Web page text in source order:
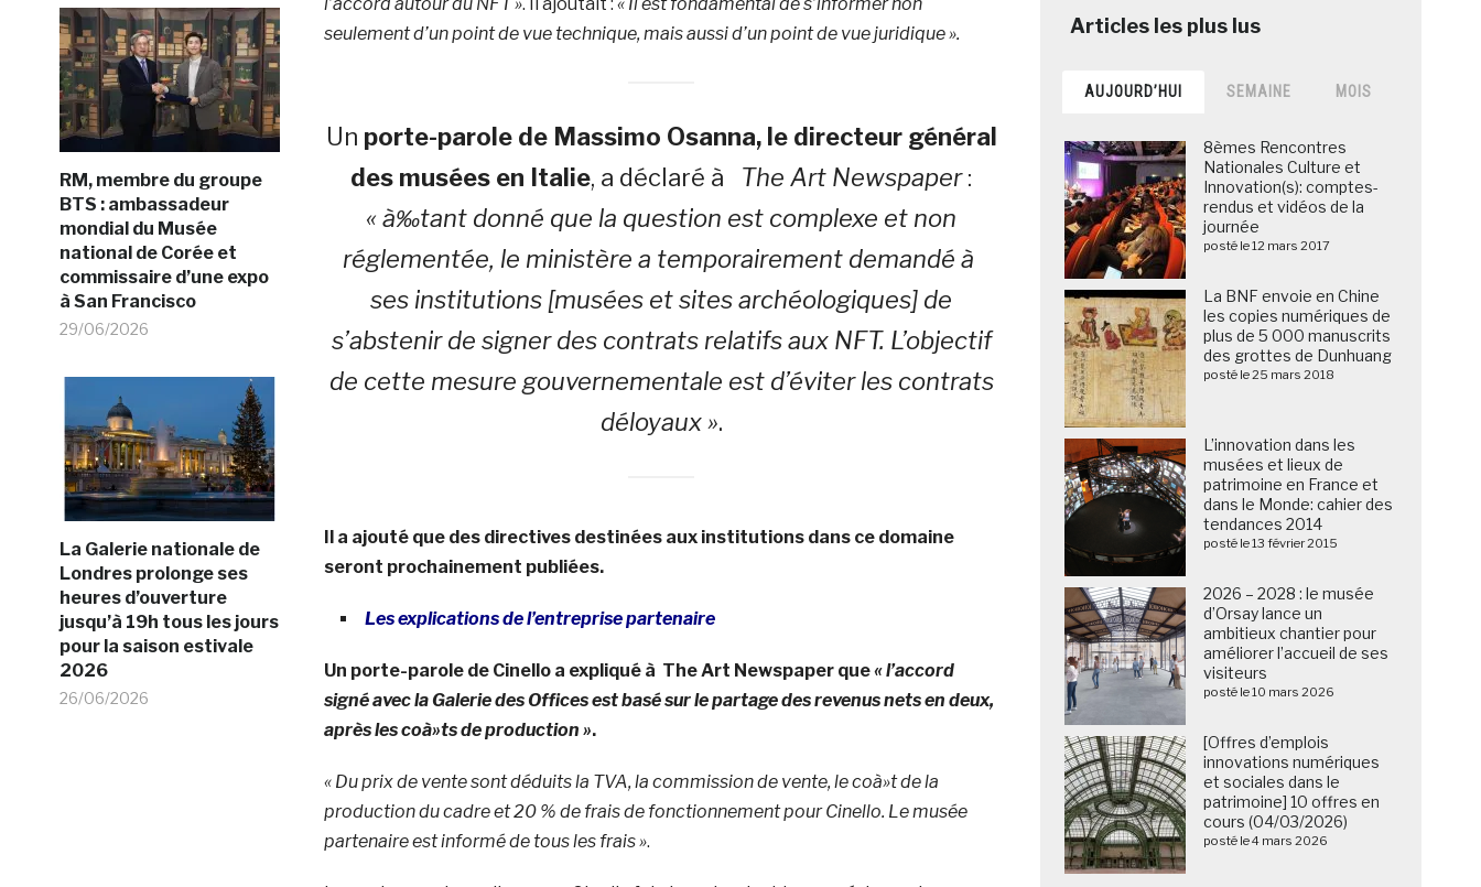
RM, membre du groupe
BTS : ambassadeur
mondial du Musée
national de Corée et
commissaire d’une expo
à San Francisco
29/06/2026
La Galerie nationale de
Londres prolonge ses
heures d’ouverture
jusqu’à 19h tous les jours
pour la saison estivale
2026
26/06/2026
seulement d’un point de vue technique, mais aussi d’un point de vue juridique ».
Un porte-parole de Massimo Osanna, le directeur général
des musées en Italie, a déclaré à The Art Newspaper:
« à‰tant donné que la question est complexe et non
réglementée, le ministère a temporairement demandé à
ses institutions [musées et sites archéologiques] de
s’abstenir de signer des contrats relatifs aux NFT. L’objectif
de cette mesure gouvernementale est d’éviter les contrats
déloyaux ».
Il a ajouté que des directives destinées aux institutions dans ce domaine
seront prochainement publiées.
Les explications de l’entreprise partenaire
Un porte-parole de Cinello a expliqué à The Art Newspaper que« l’accord
signé avec la Galerie des Offices est basé sur le partage des revenus nets en deux,
après les coà»ts de production ».
« Du prix de vente sont déduits la TVA, la commission de vente, le coà»t de la
production du cadre et 20 % de frais de fonctionnement pour Cinello. Le musée
partenaire est informé de tous les frais ».
AUJOURD’HUI SEMAINE MOIS
8èmes Rencontres
Nationales Culture et
Innovation(s): comptes-
rendus et vidéos de la
journée
posté le 12 mars 2017
La BNF envoie en Chine
les copies numériques de
plus de 5 000 manuscrits
des grottes de Dunhuang
posté le 25 mars 2018
L’innovation dans les
musées et lieux de
patrimoine en France et
dans le Monde: cahier des
tendances 2014
posté le 13 février 2015
2026 – 2028 : le musée
d’Orsay lance un
ambitieux chantier pour
améliorer l’accueil de ses
visiteurs
posté le 10 mars 2026
[Offres d’emplois
innovations numériques
et sociales dans le
patrimoine] 10 offres en
cours (04/03/2026)
posté le 4 mars 2026